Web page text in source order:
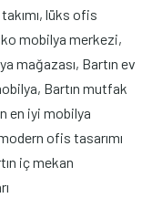
lüks ofis
mobilya merkezi,
mağazası, Bartın ev
Bartın mutfak
en iyi mobilya
ofis tasarımı
iç mekan